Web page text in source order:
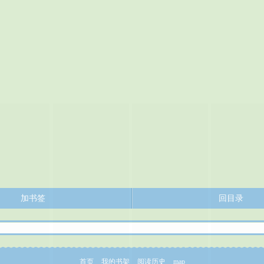
加书签 回目录
首页 我的书架 阅读历史 map